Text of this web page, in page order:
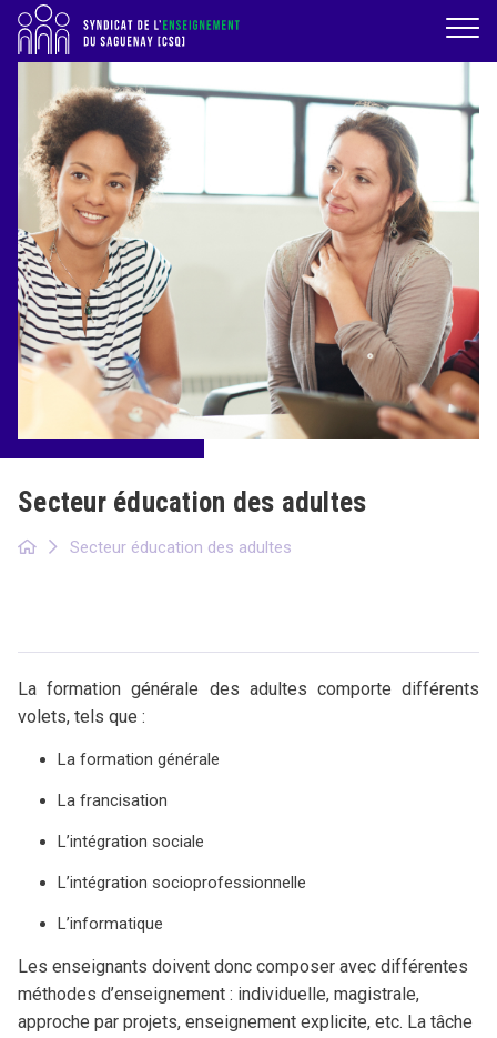
Secteur éducation des adultes
Secteur éducation des adultes
La formation générale des adultes comporte différents
volets, tels que :
La formation générale
La francisation
L’intégration sociale
L’intégration socioprofessionnelle
L’informatique
Les enseignants doivent donc composer avec différentes
méthodes d’enseignement : individuelle, magistrale,
approche par projets, enseignement explicite, etc. La tâche